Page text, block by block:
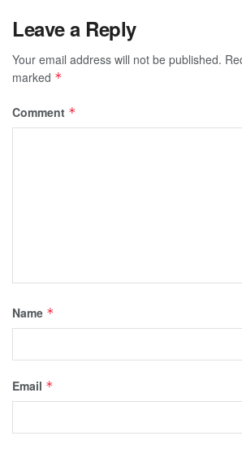
Leave a Reply
Your email address will not be published.
marked *
Comment *
Name *
Email *